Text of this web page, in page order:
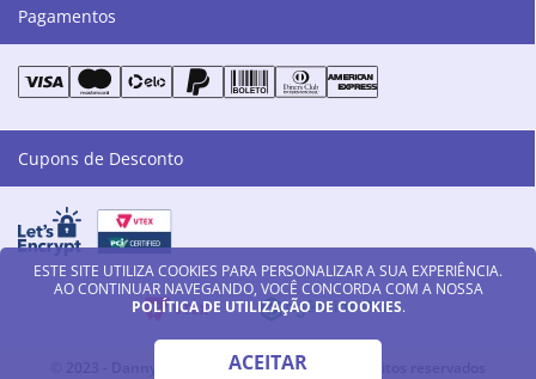
ESTE SITE UTILIZA COOKIES PARA PERSONALIZAR A SUA EXPERIÊNCIA.
AO CONTINUAR NAVEGANDO, VOCÊ CONCORDA COM A NOSSA
POLÍTICA DE UTILIZAÇÃO DE COOKIES.
ACEITAR
Pagamentos
Cupons de Desconto
© 2023 - Danny Cosméticos LTDA - Todos os direitos reservados